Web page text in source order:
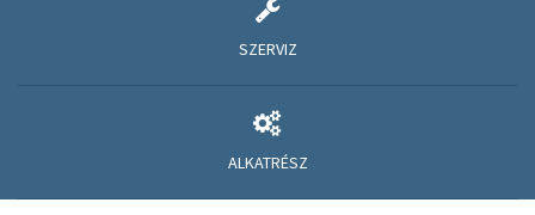
SZERVIZ
ALKATRÉSZ